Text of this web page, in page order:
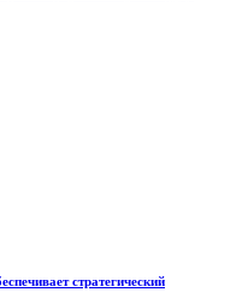
стратегический